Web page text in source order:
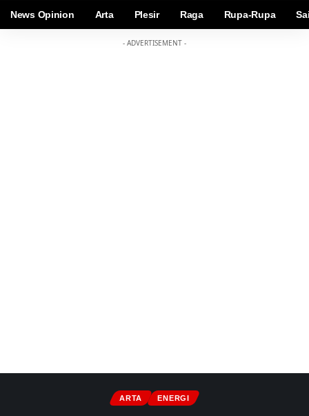
News Opinion Arta Plesir Raga Rupa-Rupa
- ADVERTISEMENT -
ARTA ENERGI